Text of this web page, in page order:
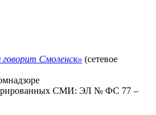
Смоленск» (сетевое
СМИ: ЭЛ № ФС 77 –